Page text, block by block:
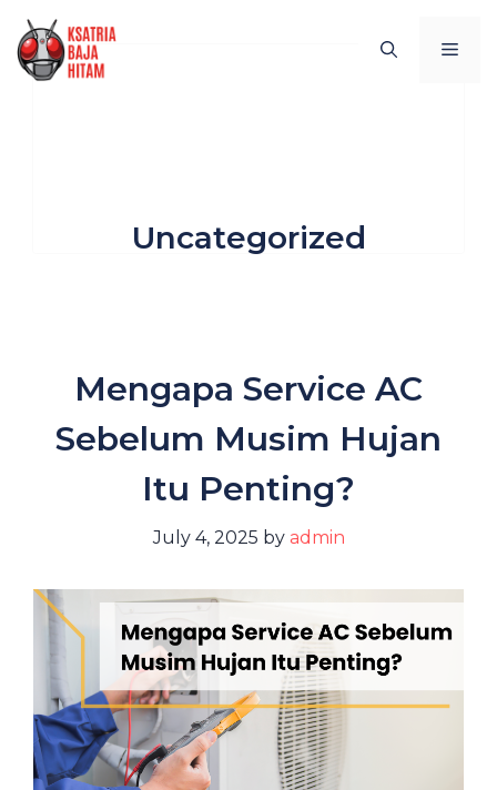
Skip
to
content
Uncategorized
Mengapa Service AC
Sebelum Musim Hujan
Itu Penting?
July 4, 2025 by admin